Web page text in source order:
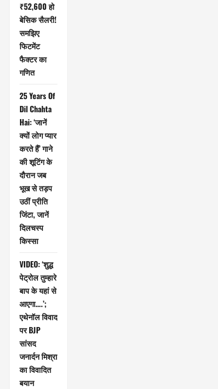
₹52,600 हो
बेसिक सैलरी!
समझिए
फिटमेंट
फैक्टर का
गणित
25 Years Of
Dil Chahta
Hai: ‘जानें
क्यों लोग प्यार
करते हैं’ गाने
की शूटिंग के
दौरान जब
भूख से तड़प
उठीं प्रीति
जिंटा, जानें
दिलचस्प
किस्सा
VIDEO: ‘शुद्ध
पेट्रोल तुम्हारे
बाप के यहां से
आएगा….’;
एथेनॉल विवाद
पर BJP
सांसद
जनार्दन मिश्रा
का विवादित
बयान